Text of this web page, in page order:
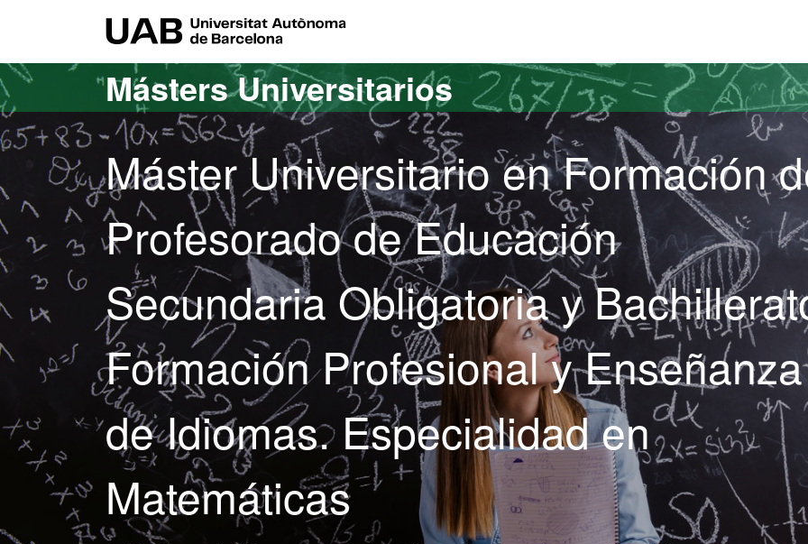
Másters Universitarios
Máster Universitario en Formación
Profesorado de Educación
Secundaria Obligatoria y
Formación Profesional y Enseñanza
de Idiomas. Especialidad en
Matemáticas